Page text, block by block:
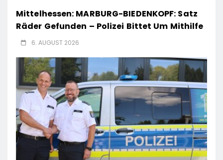
Mittelhessen: MARBURG-BIEDENKOPF: Satz
Räder Gefunden – Polizei Bittet Um Mithilfe
6. AUGUST 2026